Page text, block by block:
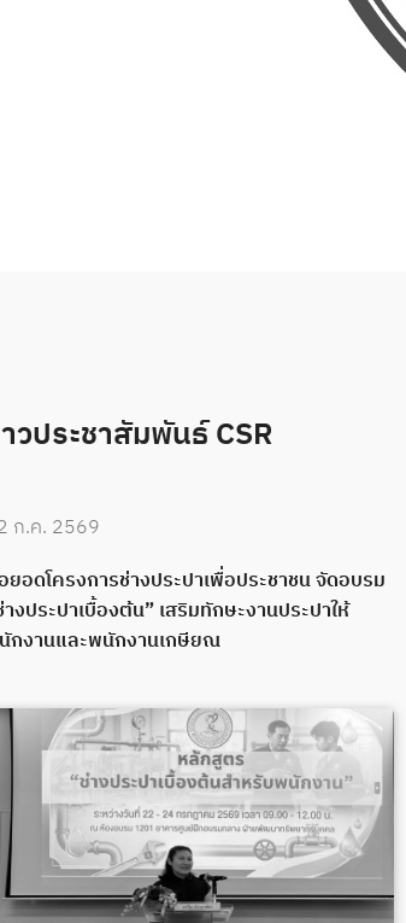
วประชาสัมพันธ์ CSR
ก.ค. 2569
ยอดโครงการช่างประปาเพื่อประชาชน จัดอบรม
างประปาเบื้องต้น” เสริมทักษะงานประปาให้
กงานและพนักงานเกษียณ